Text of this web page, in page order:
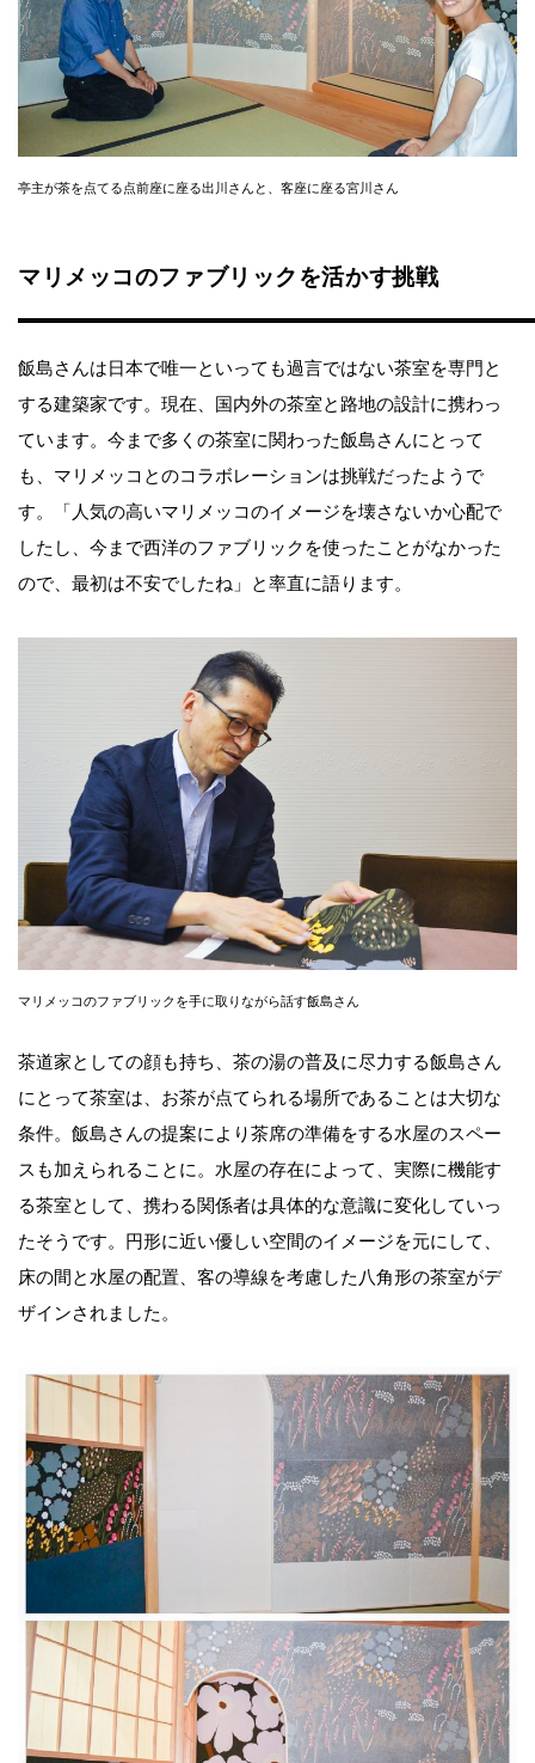
亭主が茶を点てる点前座に座る出川さんと、客座に座る宮川さん
マリメッコのファブリックを活かす挑戦
飯島さんは日本で唯一といっても過言ではない茶室を専門と
する建築家です。現在、国内外の茶室と路地の設計に携わっ
ています。今まで多くの茶室に関わった飯島さんにとって
も、マリメッコとのコラボレーションは挑戦だったようで
す。「人気の高いマリメッコのイメージを壊さないか心配で
したし、今まで西洋のファブリックを使ったことがなかった
ので、最初は不安でしたね」と率直に語ります。
マリメッコのファブリックを手に取りながら話す飯島さん
茶道家としての顔も持ち、茶の湯の普及に尽力する飯島さん
にとって茶室は、お茶が点てられる場所であることは大切な
条件。飯島さんの提案により茶席の準備をする水屋のスペー
スも加えられることに。水屋の存在によって、実際に機能す
る茶室として、携わる関係者は具体的な意識に変化していっ
たそうです。円形に近い優しい空間のイメージを元にして、
床の間と水屋の配置、客の導線を考慮した八角形の茶室がデ
ザインされました。